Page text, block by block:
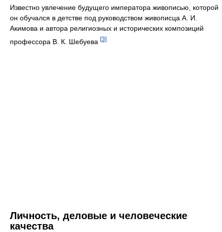
Известно увлечение будущего императора живописью, которой
он обучался в детстве под руководством живописца А. И.
Акимова и автора религиозных и исторических композиций
профессора В. К. Шебуева [3]
Личность, деловые и человеческие
качества